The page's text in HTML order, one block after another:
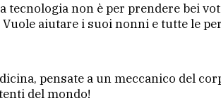
non è per prendere bei
aiutare i suoi nonni e tutte le
pensate a un meccanico del
del mondo!